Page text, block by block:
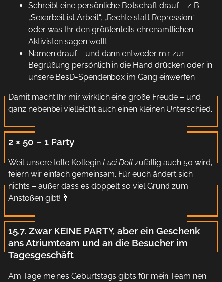
Schreibt eine persönliche Botschaft drauf – z. B.
„Sexarbeit ist Arbeit“, „Rechte statt Repression“
oder was Ihr den größtenteils ehrenamtlichen
Aktivisten sagen wollt
Namen drauf – und dann entweder mir zur
Begrüßung persönlich in die Hand drücken oder in
unsere BesD-Spendenbox im Gang einwerfen
Damit macht Ihr mir wirklich eine große Freude – und
ganz nebenbei vielleicht auch einen kleinen Unterschied.
2 × 50 – 1 Party
Weil unsere tolle Kollegin Luci Doll zufällig auch 50 wird,
feiern wir einfach gemeinsam. Für euch ändert sich
nichts – außer dass es doppelt so viel Grund zum
Anstoßen gibt! 🥂
15.7. Zwar KEINE PARTY, aber ein Geschenk
ans Atriumteam und an die Besucher im
Tagesgeschäft
Am Tage meines Geburtstags gibts für mein Team nen